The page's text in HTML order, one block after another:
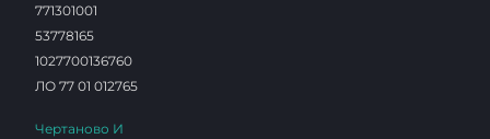
771301001
53778165
1027700136760
ЛО 77 01 012765
Чертаново И